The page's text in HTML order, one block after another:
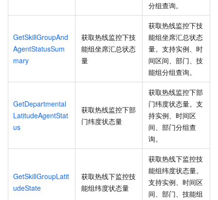
分组查询。
GetSkillGroupAnd
AgentStatusSum
mary
获取热线监控下技
能组坐席汇总状态
量
获取热线监控下技
能组坐席汇总状态
量。支持实例、时
间区间、部门、技
能组分组查询。
GetDepartmental
LatitudeAgentStat
us
获取热线监控下部
门纬度状态量
获取热线监控下部
门纬度状态量。支
持实例、时间区
间、部门分组查
询。
GetSkillGroupLatit
udeState
获取热线下监控技
能组纬度状态量
获取热线下监控技
能组纬度状态量。
支持实例、时间区
间、部门、技能组